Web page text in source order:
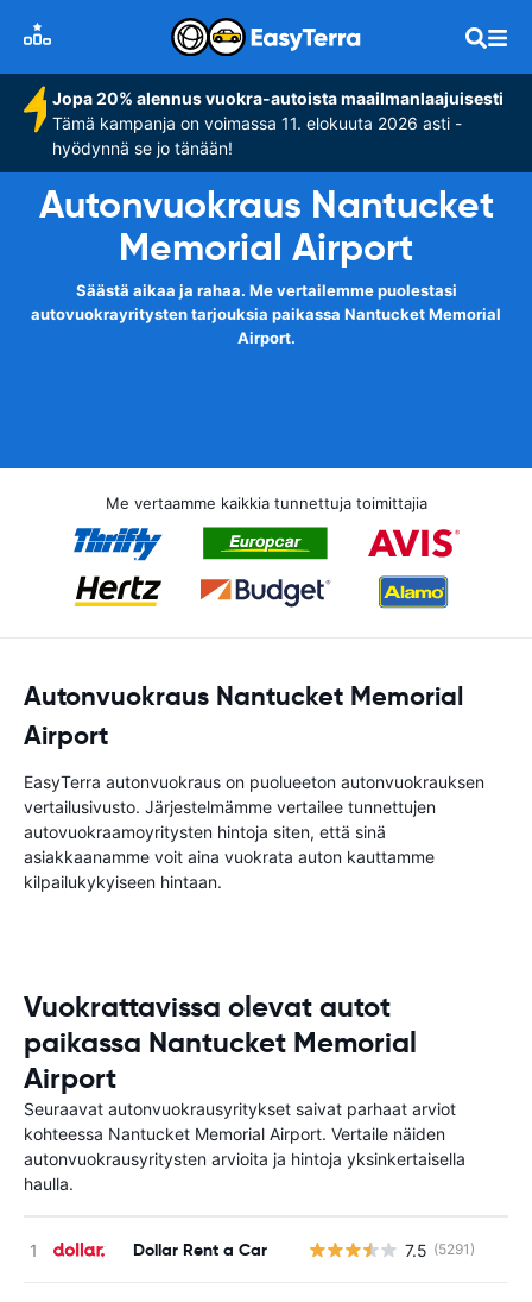
Jopa 20% alennus vuokra-autoista maailmanlaajuisesti
Tämä kampanja on voimassa 11. elokuuta 2026 asti -
hyödynnä se jo tänään!
Autonvuokraus Nantucket
Memorial Airport
Säästä aikaa ja rahaa. Me vertailemme puolestasi
autovuokrayritysten tarjouksia paikassa Nantucket Memorial
Airport.
Me vertaamme kaikkia tunnettuja toimittajia
Autonvuokraus Nantucket Memorial
Airport
EasyTerra autonvuokraus on puolueeton autonvuokrauksen
vertailusivusto. Järjestelmämme vertailee tunnettujen
autovuokraamoyritysten hintoja siten, että sinä
asiakkaanamme voit aina vuokrata auton kauttamme
kilpailukykyiseen hintaan.
Vuokrattavissa olevat autot
paikassa Nantucket Memorial
Airport
Seuraavat autonvuokrausyritykset saivat parhaat arviot
kohteessa Nantucket Memorial Airport. Vertaile näiden
autonvuokrausyritysten arvioita ja hintoja yksinkertaisella
haulla.
Dollar Rent a Car 7.5 (5291)